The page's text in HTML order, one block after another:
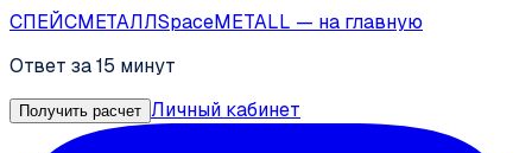
СПЕЙСМЕТАЛЛSpaceMETALL — на главную
Ответ за 15 минут
Получить расчет Личный кабинет